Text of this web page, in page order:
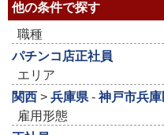
他の条件で探す
職種
パチンコ店正社員
エリア
関西 > 兵庫県- 神戸市兵庫
雇用形態